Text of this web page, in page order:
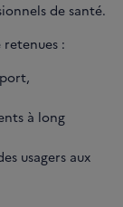
de santé.
:
à long
usagers aux